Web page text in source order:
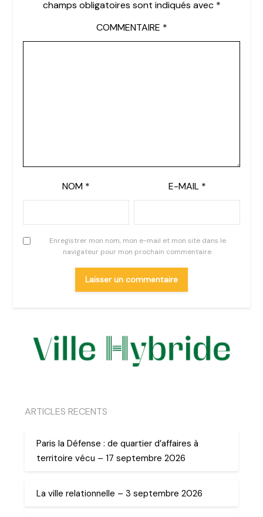
champs obligatoires sont indiqués avec *
COMMENTAIRE *
NOM * E-MAIL *
Enregistrer mon nom, mon e-mail et mon site dans le
navigateur pour mon prochain commentaire.
ARTICLES RECENTS
Paris la Défense : de quartier d’affaires à
territoire vécu – 17 septembre 2026
La ville relationnelle – 3 septembre 2026